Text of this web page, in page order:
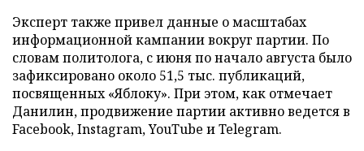
Эксперт также привел данные о масштабах
информационной кампании вокруг партии. По
словам политолога, с июня по начало августа было
зафиксировано около 51,5 тыс. публикаций,
посвященных «Яблоку». При этом, как отмечает
Данилин, продвижение партии активно ведется в
Facebook, Instagram, YouTube и Telegram.